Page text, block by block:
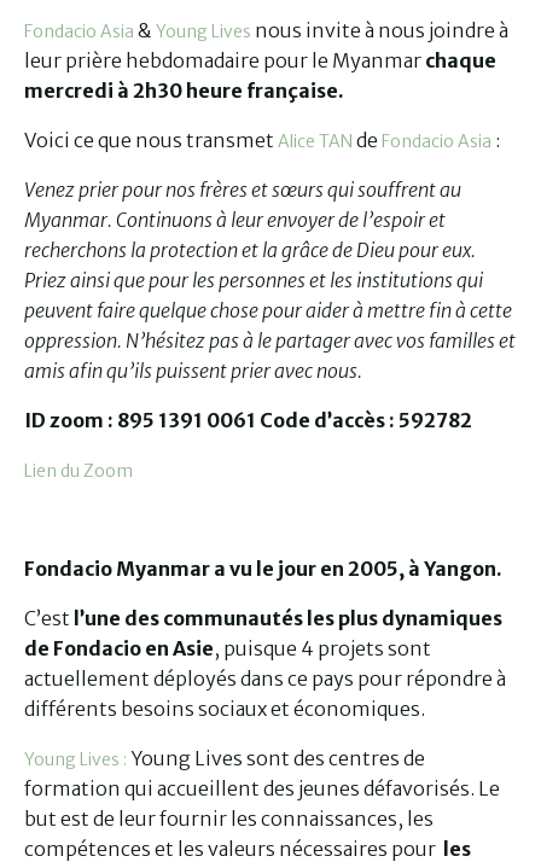
Fondacio Asia & Young Lives nous invite à nous joindre à
leur prière hebdomadaire pour le Myanmar chaque
mercredi à 2h30 heure française.
Voici ce que nous transmet Alice TAN de Fondacio Asia :
Venez prier pour nos frères et sœurs qui souffrent au
Myanmar. Continuons à leur envoyer de l’espoir et
recherchons la protection et la grâce de Dieu pour eux.
Priez ainsi que pour les personnes et les institutions qui
peuvent faire quelque chose pour aider à mettre fin à cette
oppression. N’hésitez pas à le partager avec vos familles et
amis afin qu’ils puissent prier avec nous.
ID zoom : 895 1391 0061 Code d’accès : 592782
Lien du Zoom
Fondacio Myanmar a vu le jour en 2005, à Yangon.
C’est l’une des communautés les plus dynamiques
de Fondacio en Asie, puisque 4 projets sont
actuellement déployés dans ce pays pour répondre à
différents besoins sociaux et économiques.
Young Lives : Young Lives sont des centres de
formation qui accueillent des jeunes défavorisés. Le
but est de leur fournir les connaissances, les
compétences et les valeurs nécessaires pour les